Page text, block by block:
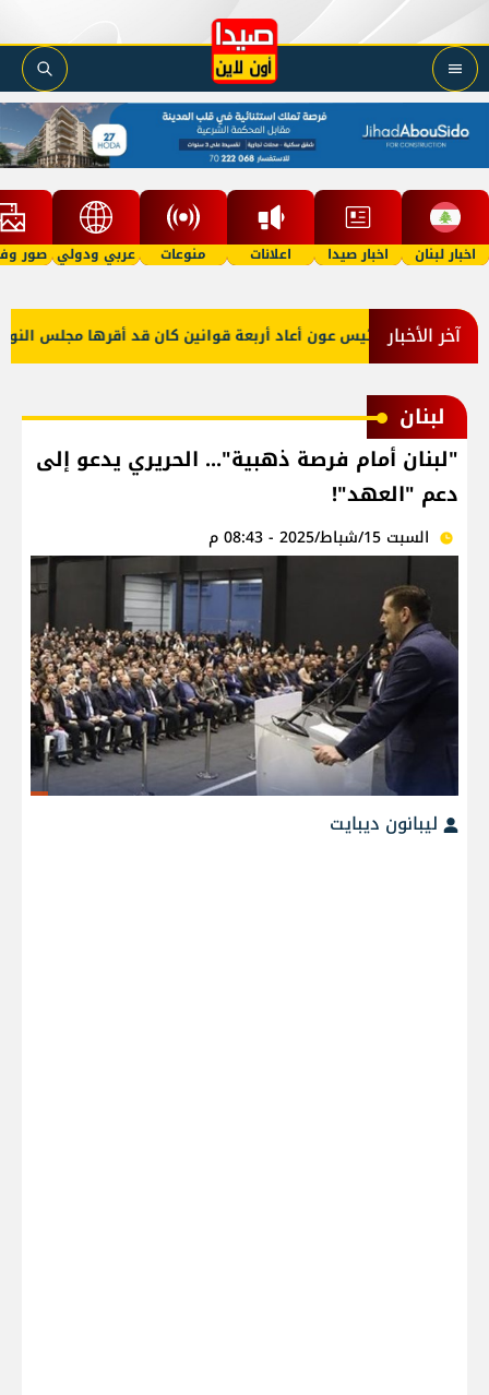
اخبار لبنان اخبار صيدا اعلانات منوعات عربي ودولي صور
آخر الأخبارالرئيس عون أعاد أربعة قوانين كان قد أقرها مجلس النواب
لبنان
"لبنان أمام فرصة ذهبية"... الحريري يدعو إلى
دعم "العهد"!
السبت 15/شباط/2025 - 08:43 م
ليبانون ديبايت